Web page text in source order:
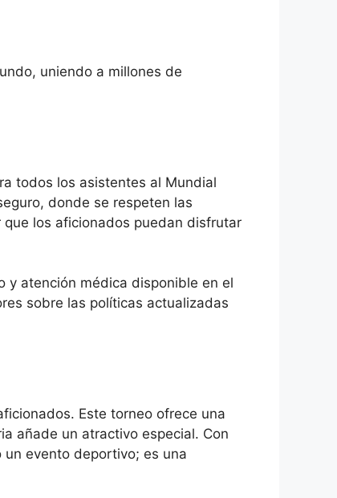
uniendo a millones de
todos los asistentes al Mundial
donde se respeten las
los aficionados puedan disfrutar
y atención médica disponible en el
sobre las políticas actualizadas
Este torneo ofrece una
añade un atractivo especial. Con
evento deportivo; es una